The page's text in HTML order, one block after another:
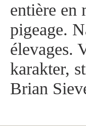
entière en
pigeage.
élevages.
karakter,
Brian